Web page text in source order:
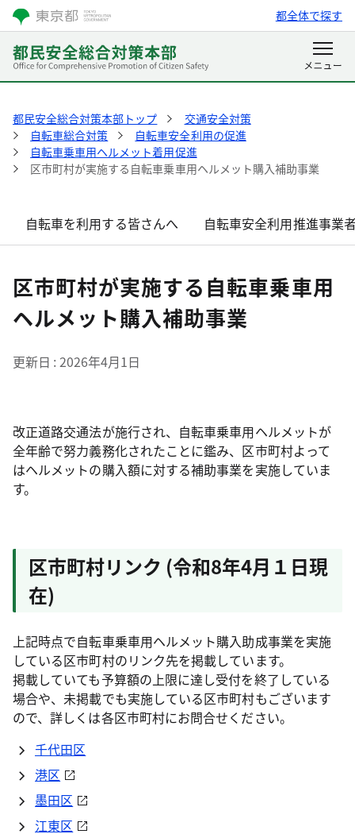
都全体で探す
都民安全総合対策本部トップ
交通安全対策
自転車総合対策
自転車安全利用の促進
自転車乗車用ヘルメット着用促進
区市町村が実施する自転車乗車用ヘルメット購入補助事業
自転車を利用する皆さんへ 自転車安全利用推進事業
区市町村が実施する自転車乗車用
ヘルメット購入補助事業
更新日 2026年4月1日
改正道路交通法が施行され、自転車乗車用ヘルメットが
全年齢で努力義務化されたことに鑑み、区市町村よって
はヘルメットの購入額に対する補助事業を実施していま
す。
区市町村リンク (令和8年4月１日現
在)
上記時点で自転車乗車用ヘルメット購入助成事業を実施
している区市町村のリンク先を掲載しています。
掲載していても予算額の上限に達し受付を終了している
場合や、未掲載でも実施している区市町村もございます
ので、詳しくは各区市町村にお問合せください。
千代田区
港区
墨田区
江東区